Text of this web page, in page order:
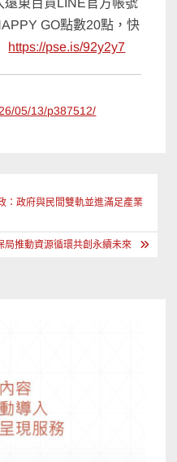
東百貨LINE官方帳號
GO點數20點，快
https://pse.is/92y2y7
05/13/p387512/
政府與民間雙軌並進滿足產業
推動資源循環共創永續未來